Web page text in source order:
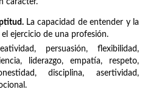
La capacidad de entender y la
ejercicio de una profesión.
persuasión, flexibilidad,
liderazgo, empatía, respeto,
disciplina, asertividad,